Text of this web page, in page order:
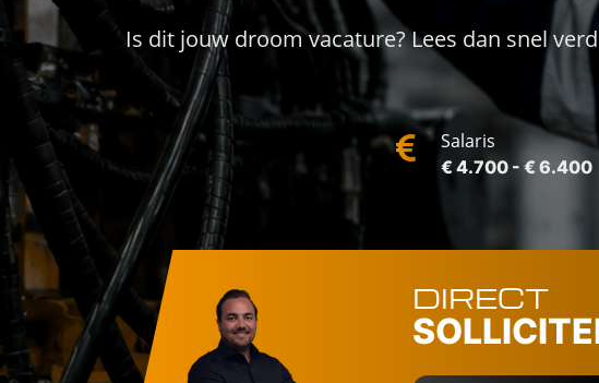
Is dit jouw droom vacature? Lees dan snel
Salaris
€ 4.700 - € 6.400
DIRECT